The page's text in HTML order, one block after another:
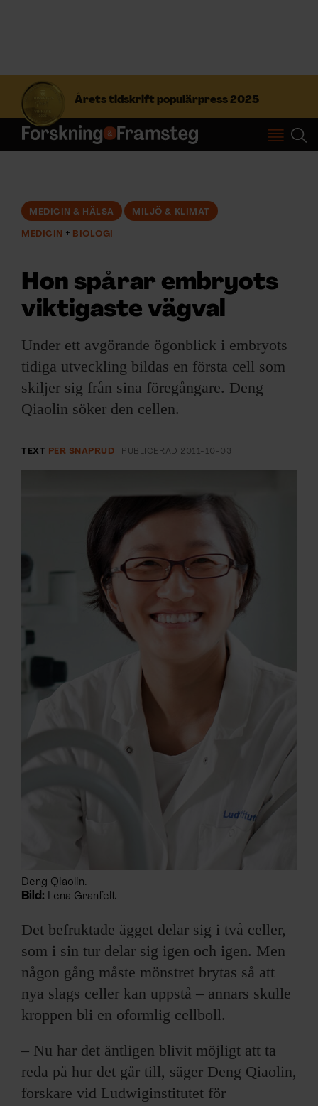
Årets tidskrift populärpress 2025
S
f
t
Prenumerera
ÄMNEN
ARKIV & E-TIDNING
LYSSNA/PODD
EVENEMANG & RESOR
SKRIV I F&F
PRENUMERERA PÅ F&F
ANNONSERA I F&F
MEDICIN & HÄLSA MILJÖ & KLIMAT
MEDICIN BIOLOGI
Hon spårar embryots
viktigaste vägval
Under ett avgörande ögonblick i embryots
tidiga utveckling bildas en första cell som
skiljer sig från sina föregångare. Deng
Qiaolin söker den cellen.
TEXT PER SNAPRUD PUBLICERAD 2011-10-03
Deng Qiaolin.
Bild: Lena Granfelt
Det befruktade ägget delar sig i två celler,
som i sin tur delar sig igen och igen. Men
någon gång måste mönstret brytas så att
nya slags celler kan uppstå – annars skulle
kroppen bli en oformlig cellboll.
– Nu har det äntligen blivit möjligt att ta
reda på hur det går till, säger Deng Qiaolin,
forskare vid Ludwiginstitutet för